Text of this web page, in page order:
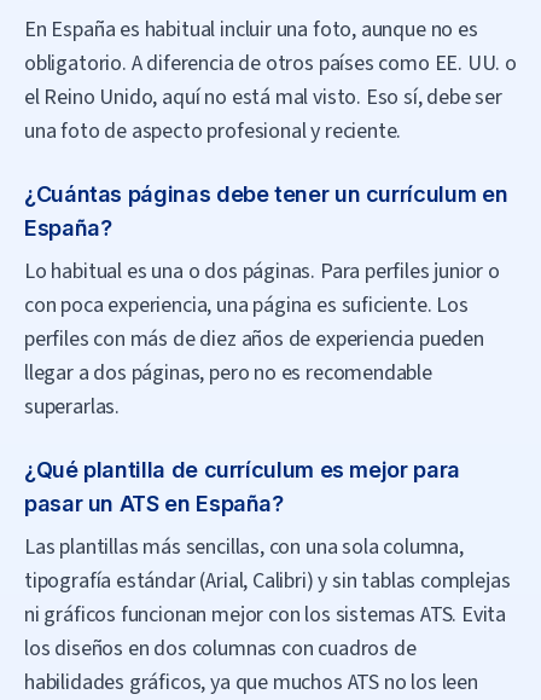
En España es habitual incluir una foto, aunque no es
obligatorio. A diferencia de otros países como EE. UU. o
el Reino Unido, aquí no está mal visto. Eso sí, debe ser
una foto de aspecto profesional y reciente.
¿Cuántas páginas debe tener un currículum en
España?
Lo habitual es una o dos páginas. Para perfiles junior o
con poca experiencia, una página es suficiente. Los
perfiles con más de diez años de experiencia pueden
llegar a dos páginas, pero no es recomendable
superarlas.
¿Qué plantilla de currículum es mejor para
pasar un ATS en España?
Las plantillas más sencillas, con una sola columna,
tipografía estándar (Arial, Calibri) y sin tablas complejas
ni gráficos funcionan mejor con los sistemas ATS. Evita
los diseños en dos columnas con cuadros de
habilidades gráficos, ya que muchos ATS no los leen